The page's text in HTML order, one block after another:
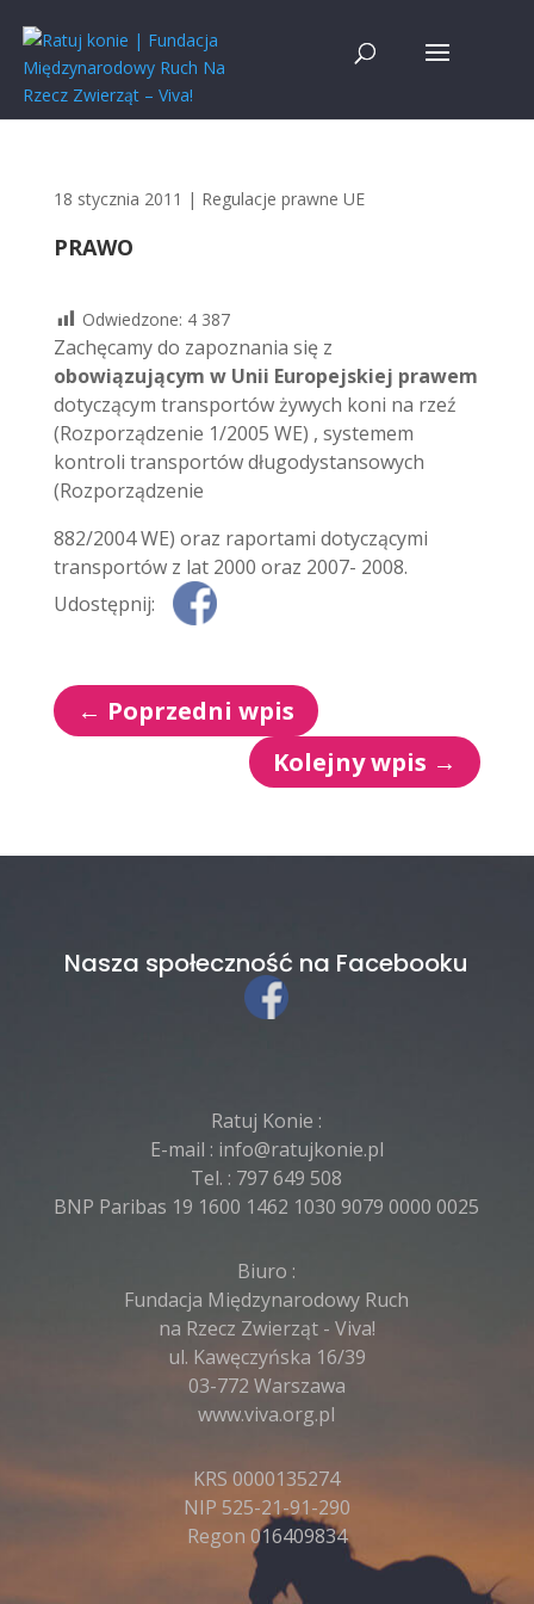
18 stycznia 2011 | Regulacje prawne UE
PRAWO
Odwiedzone: 4 387
Zachęcamy do zapoznania się z
obowiązującym w Unii Europejskiej prawem
dotyczącym transportów żywych koni na rzeź
(Rozporządzenie 1/2005 WE) , systemem
kontroli transportów długodystansowych
(Rozporządzenie
882/2004 WE) oraz raportami dotyczącymi
transportów z lat 2000 oraz 2007- 2008.
Udostępnij:
← Poprzedni wpis
Kolejny wpis →
Nasza społeczność na Facebooku
Ratuj Konie :
E-mail : info@ratujkonie.pl
Tel. : 797 649 508
BNP Paribas 19 1600 1462 1030 9079 0000 0025
Biuro :
Fundacja Międzynarodowy Ruch
na Rzecz Zwierząt - Viva!
ul. Kawęczyńska 16/39
03-772 Warszawa
www.viva.org.pl
KRS 0000135274
NIP 525-21-91-290
Regon 016409834